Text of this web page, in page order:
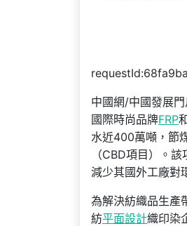
中國網/中國發展
國際時尚品牌FRP
水近400萬噸，節
（CBD項目）。
減少其國外工廠對
為解決紡織品生產
紡平面設計織印染